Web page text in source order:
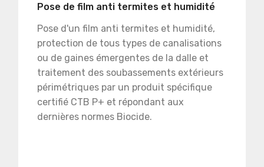
Pose de film anti termites et humidité
Pose d'un film anti termites et humidité,
protection de tous types de canalisations
ou de gaines émergentes de la dalle et
traitement des soubassements extérieurs
périmétriques par un produit spécifique
certifié CTB P+ et répondant aux
dernières normes Biocide.